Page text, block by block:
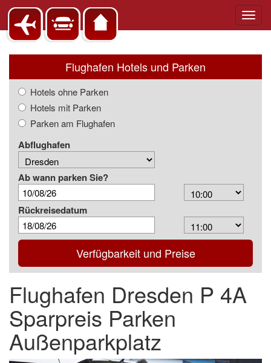
Flughafen Hotels und Parken
Hotels ohne Parken
Hotels mit Parken
Parken am Flughafen
Abflughafen
Ab wann parken Sie?
Arrival
Time
Rückreisedatum
Depart
Time
Verfügbarkeit und Preise
Flughafen Dresden P 4A
Sparpreis Parken
Außenparkplatz